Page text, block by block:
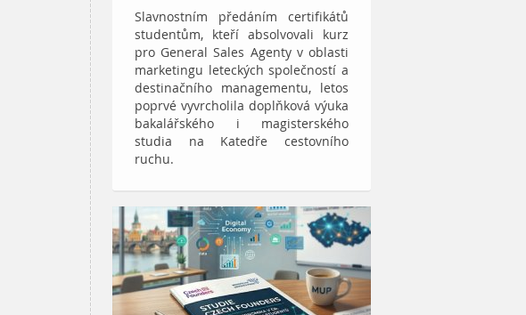
Slavnostním předáním certifikátů
studentům, kteří absolvovali kurz
pro General Sales Agenty v oblasti
marketingu leteckých společností a
destinačního managementu, letos
poprvé vyvrcholila doplňková výuka
bakalářského i magisterského
studia na Katedře cestovního
ruchu.